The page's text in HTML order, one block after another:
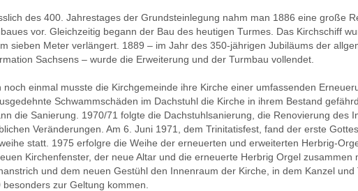
des 400. Jahrestages der Grundsteinlegung nahm man 1886 eine große
vor. Gleichzeitig begann der Bau des heutigen Turmes. Das Kirchschiff
sieben Meter verlängert. 1889 – im Jahr des 350-jährigen Jubiläums der
Sachsens – wurde die Erweiterung und der Turmbau vollendet.
noch einmal musste die Kirchgemeinde ihre Kirche einer umfassenden
Schwammschäden im Dachstuhl die Kirche in ihrem Bestand
die Sanierung. 1970/71 folgte die Dachstuhlsanierung, die Renovierung des
Veränderungen. Am 6. Juni 1971, dem Trinitatisfest, fand der erste
statt. 1975 erfolgre die Weihe der erneuerten und erweiterten Herbrig-
Kirchenfenster, der neue Altar und die erneuerte Herbrig Orgel zusammen
und dem neuen Gestühl den Innenraum der Kirche, in dem Kanzel und
besonders zur Geltung kommen.